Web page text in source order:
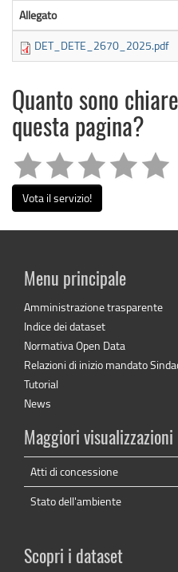
Allegato
DET_DETE_2670_2025.pdf
Quanto sono
questa pagina?
Vota il servizio!
Menu principale
Amministrazione trasparente
Indice dei dataset
Normativa Open Data
Relazioni di inizio mandato
Tutorial
News
Maggiori visualizzazioni
Atti di concessione
Stato dell'ambiente
Scopri i dataset